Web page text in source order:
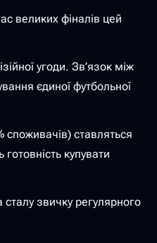
великих фіналів цей
угоди. Зв’язок між
єдиної футбольної
ставляться
купувати
звичку регулярного